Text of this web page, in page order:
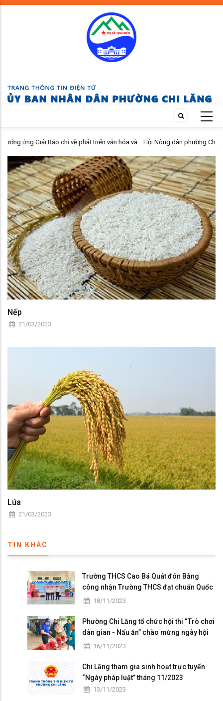
Skip
phát triển văn hóa và
IX - năm 2026.
Hội Nông dân phường Chi Lăng bàn giao nhà Mái
viên khó khăn
Nếp
21/03/2023
Lúa
21/03/2023
TIN KHÁC
Trường THCS Cao Bá Quát đón Bằng
công nhận Trường THCS đạt chuẩn Quốc
gia mức độ I và họp mặt kỷ niệm 41 năm
18/11/2023
Phường Chi Lăng tổ chức hội thi “Trò chơi
dân gian - Nấu ăn” chào mừng ngày hội
Đại đoàn kết toàn dân tộc
16/11/2023
Chi Lăng tham gia sinh hoạt trực tuyến
“Ngày pháp luật” tháng 11/2023
13/11/2023